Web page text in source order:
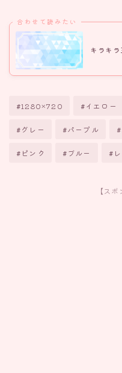
合わせて読みたい
キラキ
#1280×720 #イエロー
#グレー #パープル
#ピンク #ブルー #
【ス